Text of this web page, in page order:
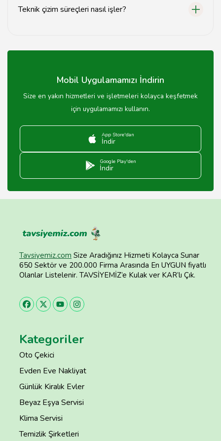
Teknik çizim süreçleri nasıl işler?
ölçümlerin alınması, çizimlerin yapılması ve onay
Mobil Uygulamamızı İndirin
Size en yakın hizmetleri ve işletmeleri kolayca keşfetmek
için uygulamamızı kullanın.
App Store'dan
İndir
Google Play'den
İndir
Tavsiyemiz.com Size Aradığınız Hizmeti Kolayca Sunar
650 Sektör ve 200.000 Firma Arasında En UYGUN fiyatlı
Olanlar Listelenir. TAVSİYEMİZ’e Kulak ver KAR’lı Çık.
Kategoriler
Oto Çekici
Evden Eve Nakliyat
Günlük Kiralık Evler
Beyaz Eşya Servisi
Klima Servisi
Temizlik Şirketleri